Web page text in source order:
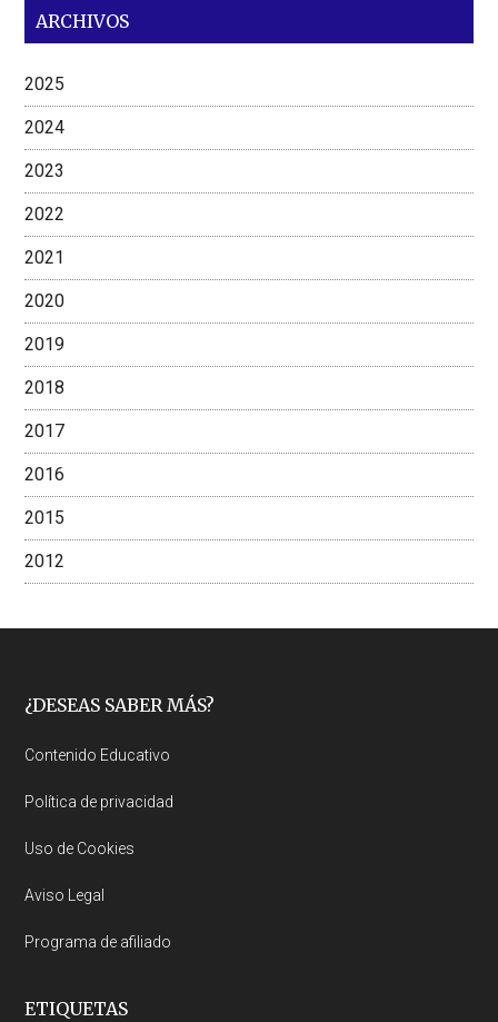
ARCHIVOS
2025
2024
2023
2022
2021
2020
2019
2018
2017
2016
2015
2012
Footer
¿DESEAS SABER MÁS?
Contenido Educativo
Política de privacidad
Uso de Cookies
Aviso Legal
Programa de afiliado
ETIQUETAS